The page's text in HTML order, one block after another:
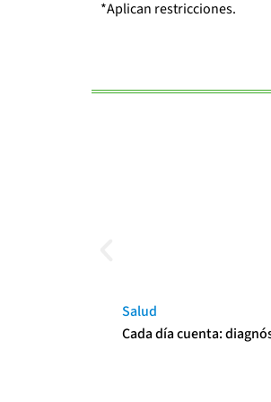
*Aplican restricciones.
Salud
Cada día cuenta: